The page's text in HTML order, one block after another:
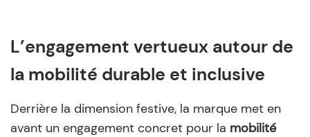
L’engagement vertueux autour de
la mobilité durable et inclusive
Derrière la dimension festive, la marque met en
avant un engagement concret pour la mobilité